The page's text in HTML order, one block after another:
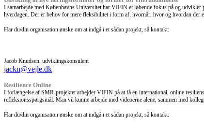
I samarbejde med Københavns Universitet har VIFIN et løbende fokus på og
hverdagen. Der er behov for mere fleksibilitet i form af, hvornår, hvor og hvordan der
Har du/din organisation ønske om at indgå i et sådan projekt, så kontakt:
Jacob Knudsen, udviklingskonsulent
jackn@vejle.dk
Resilience Online
I forlængelse af SMR-projektet arbejder VIFIN på at få en international, online
refleksionsspørgsmål. Man vil kunne arbejde med videoerne alene, sammen med
Har du/din organisation ønske om at indgå i et sådan projekt, så kontakt: